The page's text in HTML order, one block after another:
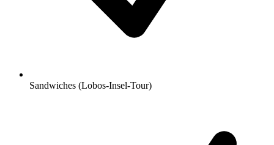
Sandwiches (Lobos-Insel-Tour)